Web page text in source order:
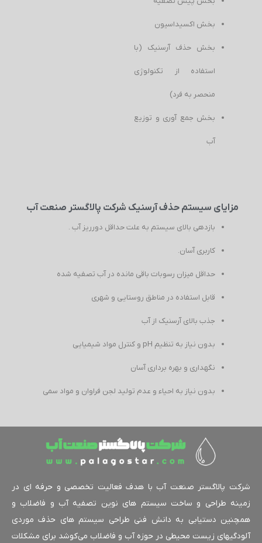
بخش اکسیداسیون
بخش حذف آرسنیک (با
استفاده از تکنولوژی
منحصر به فرد)
بخش جمع آوری و توزیع
مزایای سیستم حذف آرسنیک شرکت پالاگستر صنعت آب
بازدهی بالای سیستم به علت حداقل دورریز آب .
کاربری آسان.
حداقل میزان رسوبات باقی مانده در آب تصفیه شده
قابل استفاده در مناطق روستایی و شهری
جذب بالای آرسنیک از آب
بدون نیاز به تنظیم pH و کنترل مواد شیمیایی
نگهداری و بهره برداری آسان
بدون نیاز به احیاء و عدم تولید لجن فراوان و مواد سمی
پالاگستر صنعت آب با هدف فعالیت تخصصی و حرفه ای در
طراحی و ساخت سیستم های نوین تصفیه آب و فاضلاب و
دستیابی به دانش فنی طراحی سیستم های حذف موردی
زیست محیطی در حوزه آب و فاضلاب می‌کوشد برای مشکلات